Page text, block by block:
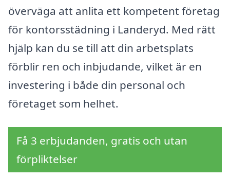
överväga att anlita ett kompetent företag
för kontorsstädning i Landeryd. Med rätt
hjälp kan du se till att din arbetsplats
förblir ren och inbjudande, vilket är en
investering i både din personal och
företaget som helhet.
Få 3 erbjudanden, gratis och utan
förpliktelser